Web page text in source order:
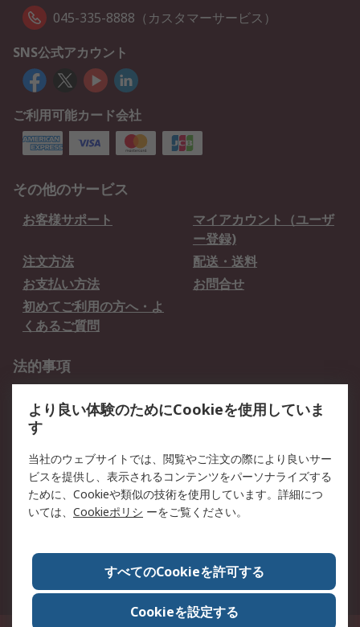
045-335-8888（カスタマーサービス）
SNS公式アカウント
ご利用可能カード会社
その他のサービス
お客様サポート
マイアカウント（ユーザ
ー登録)
注文方法
配送・送料
お支払い方法
お問合せ
初めてご利用の方へ・よ
くあるご質問
法的事項
クッキーポリシー
RSについて
会社概要
採用情報
プレスリリース＆お知ら
コーポレートサイト
全世界のRS
RSの歴史
ESGへの取り組み（英語）
認証について
より良い体験のためにCookieを使用していま
す
当社のウェブサイトでは、閲覧やご注文の際により良いサー
ビスを提供し、表示されるコンテンツをパーソナライズする
ために、Cookieや類似の技術を使用しています。詳細につ
いては、 Cookieポリシ ーをご覧ください。
すべてのCookieを許可する
Cookieを設定する